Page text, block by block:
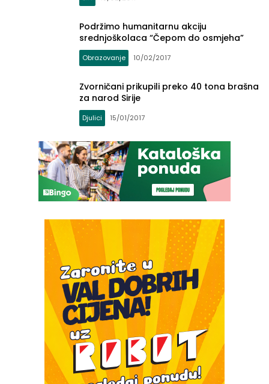
Podržimo humanitarnu akciju
srednjoškolaca “Čepom do osmjeha”
Obrazovanje 10/02/2017
Zvorničani prikupili preko 40 tona brašna
za narod Sirije
Djulici 15/01/2017